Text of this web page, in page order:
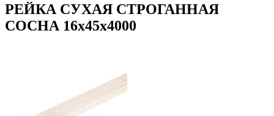
РЕЙКА СУХАЯ СТРОГАННАЯ
СОСНА 16х45х4000